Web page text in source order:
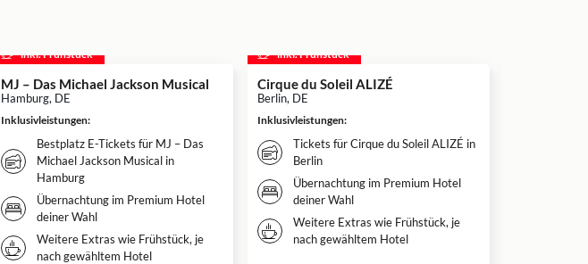
inkl. Frühstück
MJ – Das Michael Jackson Musical
Hamburg, DE
Inklusivleistungen:
Bestplatz E-Tickets für MJ – Das
Michael Jackson Musical in
Hamburg
Übernachtung im Premium Hotel
deiner Wahl
Weitere Extras wie Frühstück, je
nach gewähltem Hotel
inkl. Frühstück
Cirque du Soleil ALIZÉ
Berlin, DE
Inklusivleistungen:
Tickets für Cirque du Soleil ALIZÉ in
Berlin
Übernachtung im Premium Hotel
deiner Wahl
Weitere Extras wie Frühstück, je
nach gewähltem Hotel